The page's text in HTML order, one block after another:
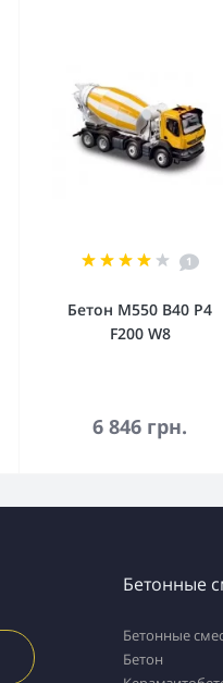
1
Бетон М550 В40 Р4
F200 W8
6 846 грн.
В корзину
Бетонные
Бетонные
Бетон